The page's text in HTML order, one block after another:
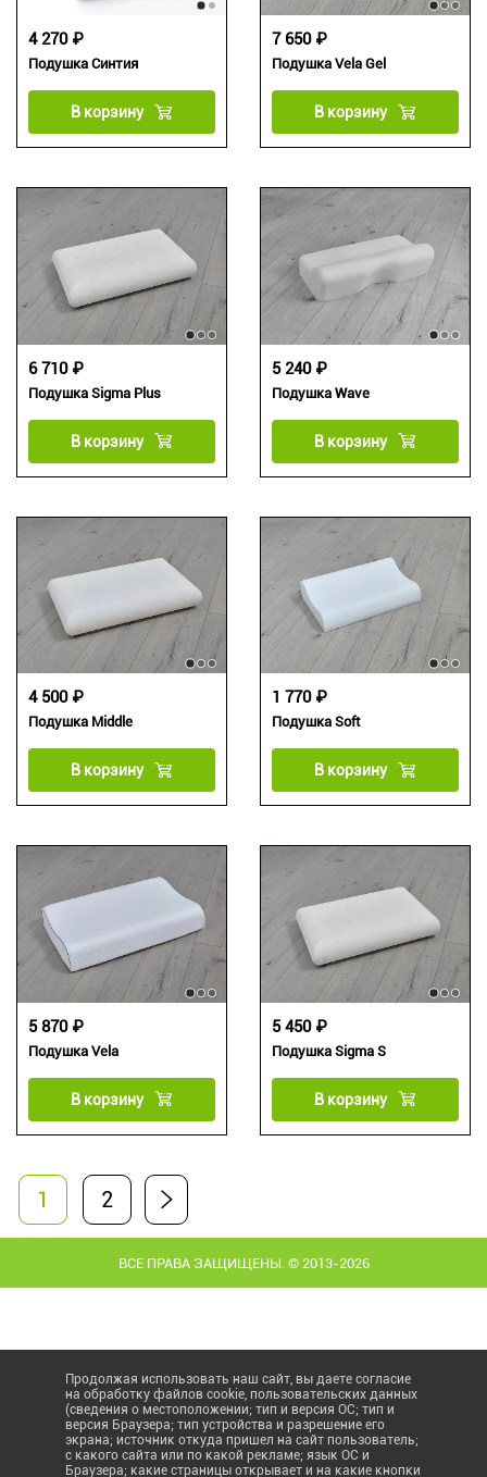
Подушка Синтия
4 270 ₽
В корзину
Подушка Vela Gel
7 650 ₽
В корзину
Подушка Sigma Plus
6 710 ₽
В корзину
Подушка Wave
5 240 ₽
В корзину
Подушка Middle
4 500 ₽
В корзину
Подушка Soft
1 770 ₽
В корзину
Подушка Vela
5 870 ₽
В корзину
Подушка Sigma S
5 450 ₽
В корзину
1 2
ВСЕ ПРАВА ЗАЩИЩЕНЫ. © 2013-2026
Продолжая использовать наш сайт, вы даете согласие
на обработку файлов cookie, пользовательских данных
(сведения о местоположении; тип и версия ОС; тип и
версия Браузера; тип устройства и разрешение его
экрана; источник откуда пришел на сайт пользователь;
с какого сайта или по какой рекламе; язык ОС и
Браузера; какие страницы открывает и на какие кнопки